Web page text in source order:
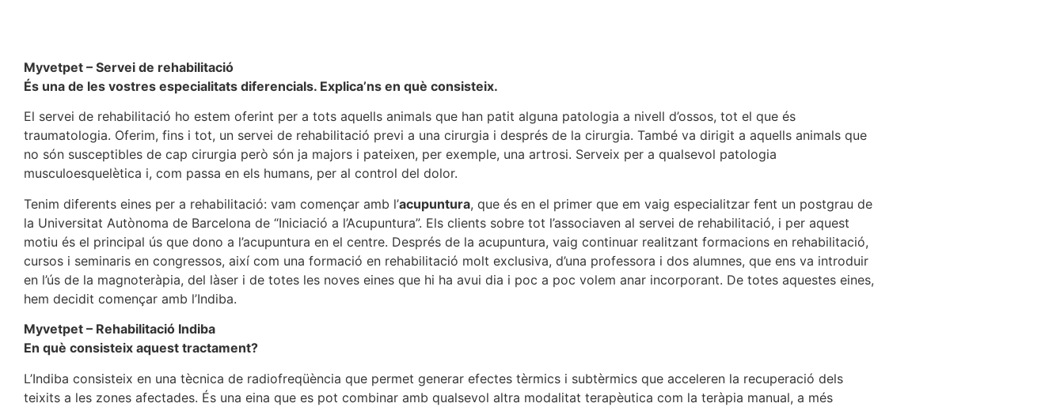
Myvetpet – Servei de rehabilitació
És una de les vostres especialitats diferencials. Explica’ns en què consisteix.
El servei de rehabilitació ho estem oferint per a tots aquells animals que han patit alguna patologia a nivell d’ossos, tot el que és
traumatologia. Oferim, fins i tot, un servei de rehabilitació previ a una cirurgia i després de la cirurgia. També va dirigit a aquells animals que
no són susceptibles de cap cirurgia però són ja majors i pateixen, per exemple, una artrosi. Serveix per a qualsevol patologia
musculoesquelètica i, com passa en els humans, per al control del dolor.
Tenim diferents eines per a rehabilitació: vam començar amb l’acupuntura, que és en el primer que em vaig especialitzar fent un postgrau de
la Universitat Autònoma de Barcelona de “Iniciació a l’Acupuntura”. Els clients sobre tot l’associaven al servei de rehabilitació, i per aquest
motiu és el principal ús que dono a l’acupuntura en el centre. Després de la acupuntura, vaig continuar realitzant formacions en rehabilitació,
cursos i seminaris en congressos, així com una formació en rehabilitació molt exclusiva, d’una professora i dos alumnes, que ens va introduir
en l’ús de la magnoteràpia, del làser i de totes les noves eines que hi ha avui dia i poc a poc volem anar incorporant. De totes aquestes eines,
hem decidit començar amb l’Indiba.
Myvetpet – Rehabilitació Indiba
En què consisteix aquest tractament?
L’Indiba consisteix en una tècnica de radiofreqüència que permet generar efectes tèrmics i subtèrmics que acceleren la recuperació dels
teixits a les zones afectades. És una eina que es pot combinar amb qualsevol altra modalitat terapèutica com la teràpia manual, a més